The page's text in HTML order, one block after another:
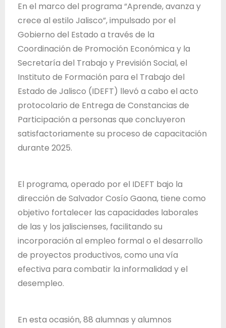
e
l
T
r
a
b
a
j
o
d
E
s
t
a
d
o
d
l
Santos
Jiménez
En el marco del programa “Aprende, avanza y
crece al estilo Jalisco”, impulsado por el
Gobierno del Estado a través de la
Coordinación de Promoción Económica y la
Secretaría del Trabajo y Previsión Social, el
Instituto de Formación para el Trabajo del
Estado de Jalisco (IDEFT) llevó a cabo el acto
protocolario de Entrega de Constancias de
Participación a personas que concluyeron
satisfactoriamente su proceso de capacitación
durante 2025.
El programa, operado por el IDEFT bajo la
dirección de Salvador Cosío Gaona, tiene como
objetivo fortalecer las capacidades laborales
de las y los jaliscienses, facilitando su
incorporación al empleo formal o el desarrollo
de proyectos productivos, como una vía
efectiva para combatir la informalidad y el
desempleo.
En esta ocasión, 88 alumnas y alumnos